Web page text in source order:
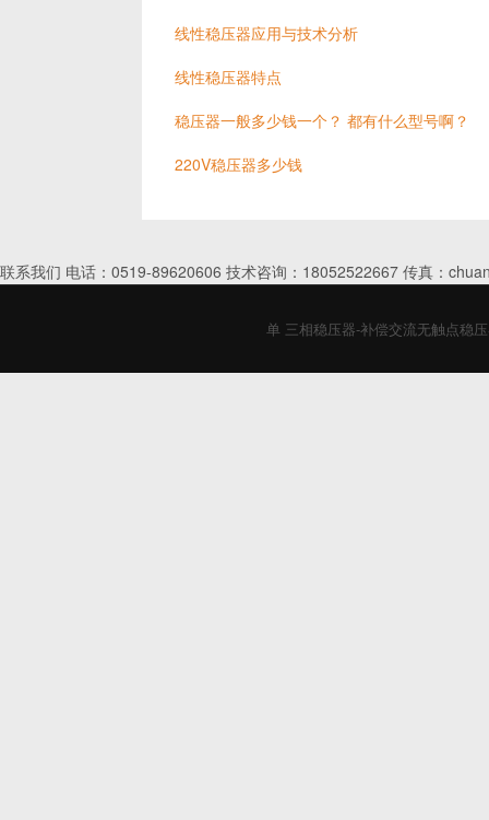
线性稳压器应用与技术分析
线性稳压器特点
稳压器一般多少钱一个？ 都有什么型号啊？
220V稳压器多少钱
联系我们 电话：0519-89620606 技术咨询：18052522667 传真：
单 三相稳压器-补偿交流无触点稳